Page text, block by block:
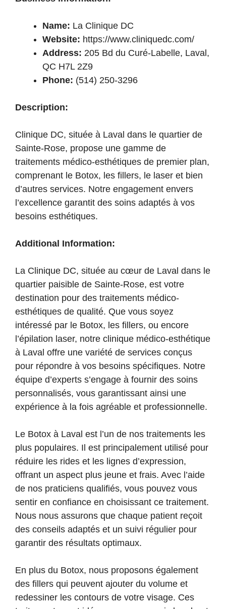
Name: La Clinique DC
Website: https://www.cliniquedc.com/
Address: 205 Bd du Curé-Labelle, Laval,
QC H7L 2Z9
Phone: (514) 250-3296
Description:
Clinique DC, située à Laval dans le quartier de
Sainte-Rose, propose une gamme de
traitements médico-esthétiques de premier plan,
comprenant le Botox, les fillers, le laser et bien
d’autres services. Notre engagement envers
l’excellence garantit des soins adaptés à vos
besoins esthétiques.
Additional Information:
La Clinique DC, située au cœur de Laval dans le
quartier paisible de Sainte-Rose, est votre
destination pour des traitements médico-
esthétiques de qualité. Que vous soyez
intéressé par le Botox, les fillers, ou encore
l’épilation laser, notre clinique médico-esthétique
à Laval offre une variété de services conçus
pour répondre à vos besoins spécifiques. Notre
équipe d’experts s’engage à fournir des soins
personnalisés, vous garantissant ainsi une
expérience à la fois agréable et professionnelle.
Le Botox à Laval est l’un de nos traitements les
plus populaires. Il est principalement utilisé pour
réduire les rides et les lignes d’expression,
offrant un aspect plus jeune et frais. Avec l’aide
de nos praticiens qualifiés, vous pouvez vous
sentir en confiance en choisissant ce traitement.
Nous nous assurons que chaque patient reçoit
des conseils adaptés et un suivi régulier pour
garantir des résultats optimaux.
En plus du Botox, nous proposons également
des fillers qui peuvent ajouter du volume et
redessiner les contours de votre visage. Ces